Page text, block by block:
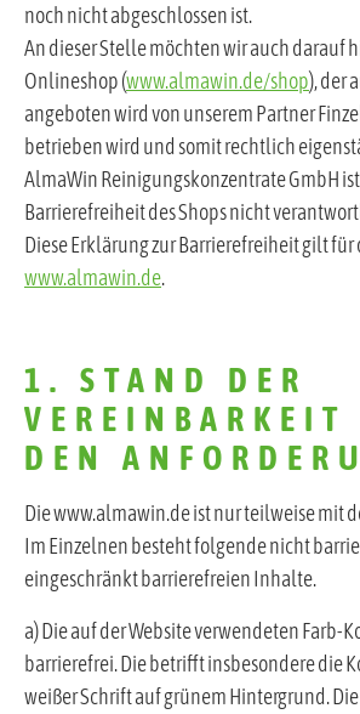
noch nicht abgeschlossen ist.
An dieser Stelle möchten wir auch darauf
Onlineshop (www.almawin.de/shop), der
angeboten wird von unserem Partner
betrieben wird und somit rechtlich
AlmaWin Reinigungskonzentrate GmbH
Barrierefreiheit des Shops nicht
Diese Erklärung zur Barrierefreiheit gilt für
www.almawin.de.
1. STAND DER
VEREINBARKEIT
DEN
Die www.almawin.de ist nur teilweise mit
Im Einzelnen besteht folgende nicht
eingeschränkt barrierefreien Inhalte.
a) Die auf der Website verwendeten Farb-
barrierefrei. Die betrifft insbesondere die
weißer Schrift auf grünem Hintergrund.